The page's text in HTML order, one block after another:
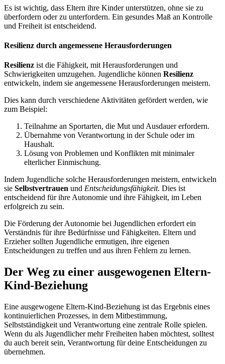
Es ist wichtig, dass Eltern ihre Kinder unterstützen, ohne sie zu
überfordern oder zu unterfordern. Ein gesundes Maß an Kontrolle
und Freiheit ist entscheidend.
Resilienz durch angemessene Herausforderungen
Resilienz ist die Fähigkeit, mit Herausforderungen und
Schwierigkeiten umzugehen. Jugendliche können Resilienz
entwickeln, indem sie angemessene Herausforderungen meistern.
Dies kann durch verschiedene Aktivitäten gefördert werden, wie
zum Beispiel:
Teilnahme an Sportarten, die Mut und Ausdauer erfordern.
Übernahme von Verantwortung in der Schule oder im
Haushalt.
Lösung von Problemen und Konflikten mit minimaler
elterlicher Einmischung.
Indem Jugendliche solche Herausforderungen meistern, entwickeln
sie Selbstvertrauen und Entscheidungsfähigkeit. Dies ist
entscheidend für ihre Autonomie und ihre Fähigkeit, im Leben
erfolgreich zu sein.
Die Förderung der Autonomie bei Jugendlichen erfordert ein
Verständnis für ihre Bedürfnisse und Fähigkeiten. Eltern und
Erzieher sollten Jugendliche ermutigen, ihre eigenen
Entscheidungen zu treffen und aus ihren Fehlern zu lernen.
Der Weg zu einer ausgewogenen Eltern-
Kind-Beziehung
Eine ausgewogene Eltern-Kind-Beziehung ist das Ergebnis eines
kontinuierlichen Prozesses, in dem Mitbestimmung,
Selbstständigkeit und Verantwortung eine zentrale Rolle spielen.
Wenn du als Jugendlicher mehr Freiheiten haben möchtest, solltest
du auch bereit sein, Verantwortung für deine Entscheidungen zu
übernehmen.